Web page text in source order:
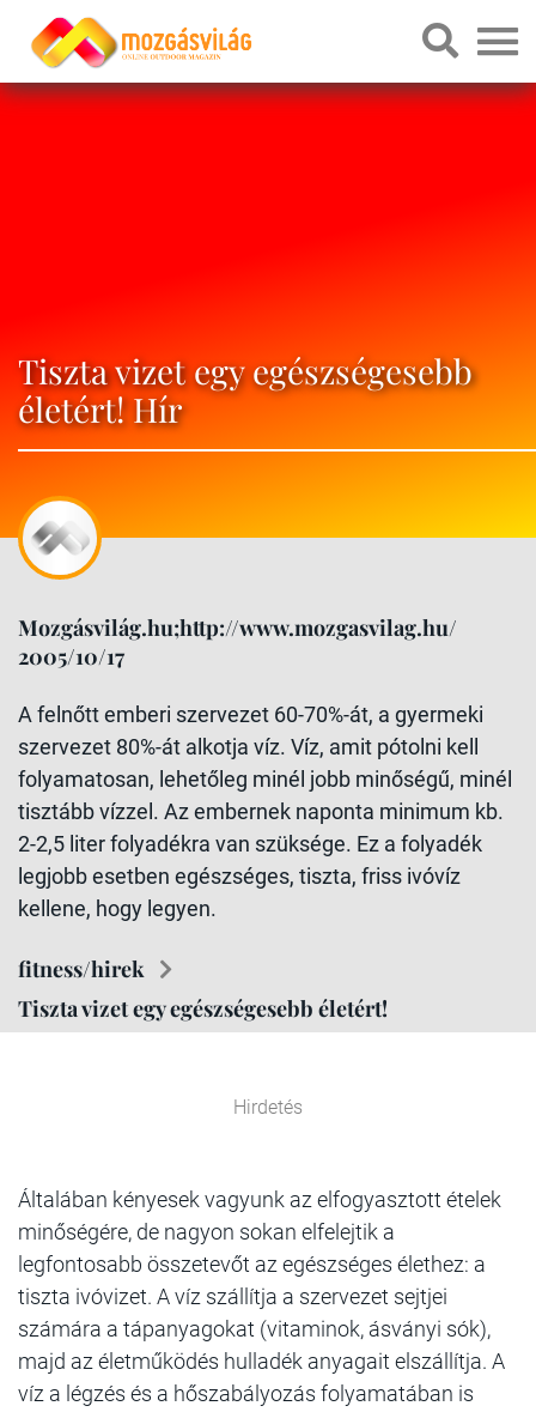
Tiszta vizet egy egészségesebb
életért! Hír
Mozgásvilág.hu;http://www.mozgasvilag.hu/
2005/10/17
A felnőtt emberi szervezet 60-70%-át, a gyermeki
szervezet 80%-át alkotja víz. Víz, amit pótolni kell
folyamatosan, lehetőleg minél jobb minőségű, minél
tisztább vízzel. Az embernek naponta minimum kb.
2-2,5 liter folyadékra van szüksége. Ez a folyadék
legjobb esetben egészséges, tiszta, friss ivóvíz
kellene, hogy legyen.
fitness/hirek
Tiszta vizet egy egészségesebb életért!
Hirdetés
Általában kényesek vagyunk az elfogyasztott ételek
minőségére, de nagyon sokan elfelejtik a
legfontosabb összetevőt az egészséges élethez: a
tiszta ivóvizet. A víz szállítja a szervezet sejtjei
számára a tápanyagokat (vitaminok, ásványi sók),
majd az életműködés hulladék anyagait elszállítja. A
víz a légzés és a hőszabályozás folyamatában is